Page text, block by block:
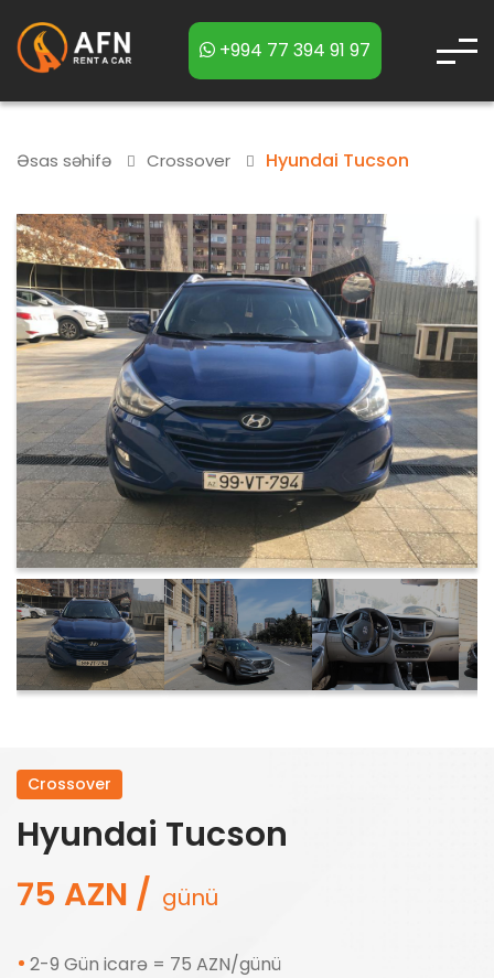
+994 77 394 91 97
Əsas səhifə Crossover Hyundai Tucson
Crossover
Hyundai Tucson
75 AZN / günü
2-9 Gün icarə = 75 AZN/günü